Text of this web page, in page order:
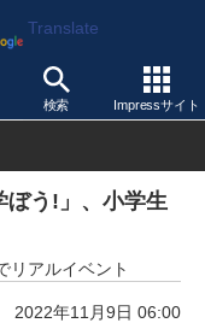
Translate
検索 Impressサイト
ぼう!」、小学生
リアルイベント
2022年11月9日 06:00